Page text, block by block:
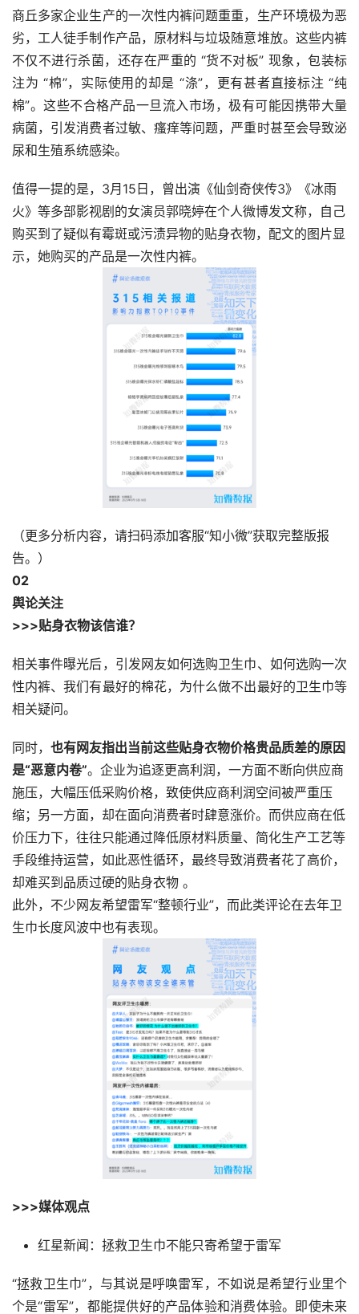
商丘多家企业生产的一次性内裤问题重重，生产环境极为恶
劣，工人徒手制作产品，原材料与垃圾随意堆放。这些内裤
不仅不进行杀菌，还存在严重的 “货不对板” 现象，包装标
注为 “棉”，实际使用的却是 “涤”，更有甚者直接标注 “纯
棉”。这些不合格产品一旦流入市场，极有可能因携带大量
病菌，引发消费者过敏、瘙痒等问题，严重时甚至会导致泌
尿和生殖系统感染。
值得一提的是，3月15日，曾出演《仙剑奇侠传3》《冰雨
火》等多部影视剧的女演员郭晓婷在个人微博发文称，自己
购买到了疑似有霉斑或污渍异物的贴身衣物，配文的图片显
示，她购买的产品是一次性内裤。
（更多分析内容，请扫码添加客服“知小微”获取完整版报
告。）
02
舆论关注
>>>贴身衣物该信谁？
相关事件曝光后，引发网友如何选购卫生巾、如何选购一次
性内裤、我们有最好的棉花，为什么做不出最好的卫生巾等
相关疑问。
同时， 也有网友指出当前这些贴身衣物价格贵品质差的原因
是“恶意内卷”。企业为追逐更高利润，一方面不断向供应商
施压，大幅压低采购价格，致使供应商利润空间被严重压
缩；另一方面，却在面向消费者时肆意涨价。而供应商在低
价压力下，往往只能通过降低原材料质量、简化生产工艺等
手段维持运营，如此恶性循环，最终导致消费者花了高价，
却难买到品质过硬的贴身衣物 。
此外，不少网友希望雷军“整顿行业”，而此类评论在去年卫
生巾长度风波中也有表现。
>>>媒体观点
红星新闻：拯救卫生巾不能只寄希望于雷军
“拯救卫生巾”，与其说是呼唤雷军，不如说是希望行业里个
个是“雷军”，都能提供好的产品体验和消费体验。即使未来